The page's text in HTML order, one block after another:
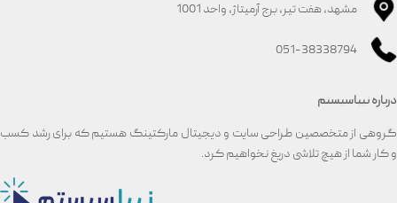
مشهد، هفت تیر، برج آرمیتاژ، واحد 1001
051-38338794
درباره نیپاسیستم
گروهی از متخصصین طراحی سایت و دیجیتال مارکتینگ هستیم که برای رشد کسب
و کار شما از هیچ تلاشی دریغ نخواهیم کرد.